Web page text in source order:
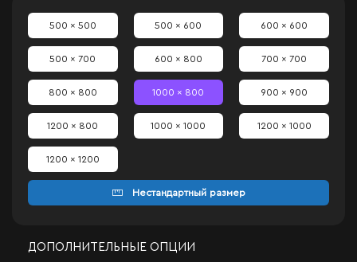
500 x 500 500 x 600 600 x 600
500 x 700 600 x 800 700 x 700
800 x 800 1000 x 800 900 x 900
1200 x 800 1000 x 1000 1200 x 1000
1200 x 1200
Нестандартный размер
ДОПОЛНИТЕЛЬНЫЕ ОПЦИИ